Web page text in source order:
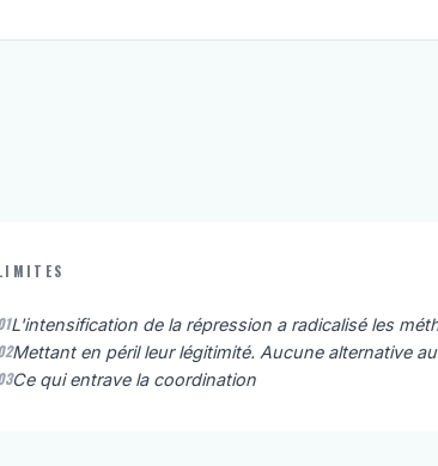
L'intensification de la répression a radicalisé les
Mettant en péril leur légitimité. Aucune alternative
Ce qui entrave la coordination